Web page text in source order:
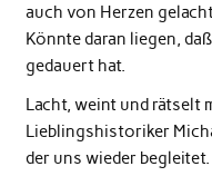
auch von Herzen
Könnte daran liegen,
gedauert hat.
Lacht, weint und rätselt
Lieblingshistoriker
der uns wieder begleitet.